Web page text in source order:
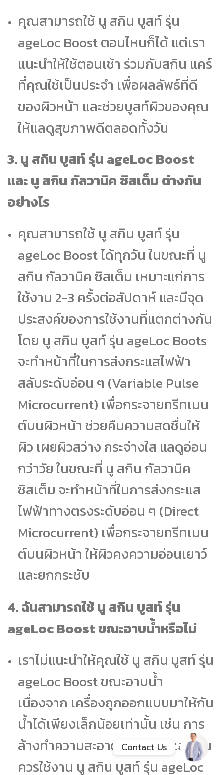
คุณสามารถใช้ นู สกิน บูสท์ รุ่น
ageLoc Boost ตอนไหนก็ได้ แต่เรา
แนะนำให้ใช้ตอนเช้า ร่วมกับสกิน แคร์
ที่คุณใช้เป็นประจำ เพื่อผลลัพธ์ที่ดี
ของผิวหน้า และช่วยบูสท์ผิวของคุณ
ให้แลดูสุขภาพดีตลอดทั้งวัน
3. นู สกิน บูสท์ รุ่น ageLoc Boost
และ นู สกิน กัลวานิค ซิสเต็ม ต่างกัน
อย่างไร
คุณสามารถใช้ นู สกิน บูสท์ รุ่น
ageLoc Boost ได้ทุกวัน ในขณะที่ นู
สกิน กัลวานิค ซิสเต็ม เหมาะแก่การ
ใช้งาน 2-3 ครั้งต่อสัปดาห์ และมีจุด
ประสงค์ของการใช้งานที่แตกต่างกัน
โดย นู สกิน บูสท์ รุ่น ageLoc Boots
จะทำหน้าที่ในการส่งกระแสไฟฟ้า
สลับระดับอ่อน ๆ (Variable Pulse
Microcurrent) เพื่อกระจายทรีทเมน
ต์บนผิวหน้า ช่วยคืนความสดชื่นให้
ผิว เผยผิวสว่าง กระจ่างใส แลดูอ่อน
กว่าวัย ในขณะที่ นู สกิน กัลวานิค
ซิสเต็ม จะทำหน้าที่ในการส่งกระแส
ไฟฟ้าทางตรงระดับอ่อน ๆ (Direct
Microcurrent) เพื่อกระจายทรีทเมน
ต์บนผิวหน้า ให้ผิวคงความอ่อนเยาว์
และยกกระชับ
4. ฉันสามารถใช้ นู สกิน บูสท์ รุ่น
ageLoc Boost ขณะอาบน้ำหรือไม่
เราไม่แนะนำให้คุณใช้ นู สกิน บูสท์ รุ่น
ageLoc Boost ขณะอาบน้ำ
เนื่องจาก เครื่องถูกออกแบบมาให้กัน
น้ำได้เพียงเล็กน้อยเท่านั้น เช่น การ
ล้างทำความสะอาดหัวสัมผัส และคุณ
ควรใช้งาน นู สกิน บูสท์ รุ่น ageLoc
Whatsapp
Contact Us
Contact Us